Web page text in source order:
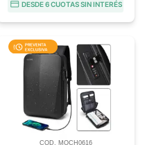
DESDE 6 CUOTAS SIN INTERÉS
COD. MOCH0616